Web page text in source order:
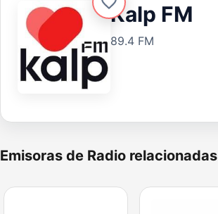
Kalp FM
89.4 FM
Emisoras de Radio relacionadas